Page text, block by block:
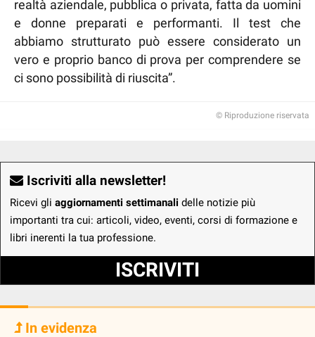
realtà aziendale, pubblica o privata, fatta da uomini
e donne preparati e performanti. Il test che
abbiamo strutturato può essere considerato un
vero e proprio banco di prova per comprendere se
ci sono possibilità di riuscita”.
© Riproduzione riservata
Iscriviti alla newsletter!
Ricevi gli aggiornamenti settimanali delle notizie più
importanti tra cui: articoli, video, eventi, corsi di formazione e
libri inerenti la tua professione.
ISCRIVITI
In evidenza